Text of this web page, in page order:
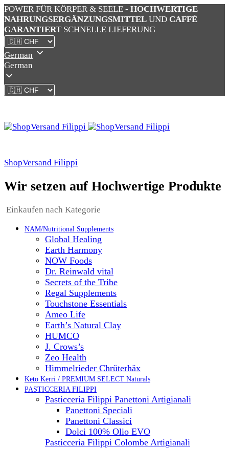
POWER FÜR KÖRPER & SEELE - HOCHWERTIGE
NAHRUNGSERGÄNZUNGSMITTEL UND CAFFÈ
GARANTIERT SCHNELLE LIEFERUNG
German
German
ShopVersand Filippi
Wir setzen auf Hochwertige Produkte
Einkaufen nach Kategorie
NAM/Nutritional Supplements
Global Healing
Earth Harmony
NOW Foods
Dr. Reinwald vital
Secrets of the Tribe
Regal Supplements
Touchstone Essentials
Ameo Life
Earth’s Natural Clay
HUMCO
J. Crows’s
Zeo Health
Himmelrieder Chrüterhäx
Keto Kerri / PREMIUM SELECT Naturals
PASTICCERIA FILIPPI
Pasticceria Filippi Panettoni Artigianali
Panettoni Speciali
Panettoni Classici
Dolci 100% Olio EVO
Pasticceria Filippi Colombe Artigianali